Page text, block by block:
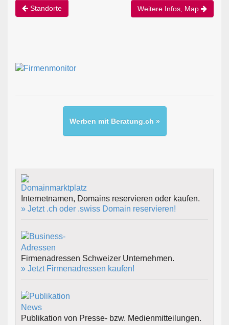
Standorte Weitere Infos, Map
Werben mit Beratung.ch »
Internetnamen, Domains reservieren oder kaufen.
» Jetzt .ch oder .swiss Domain reservieren!
Firmenadressen Schweizer Unternehmen.
» Jetzt Firmenadressen kaufen!
Publikation von Presse- bzw. Medienmitteilungen.